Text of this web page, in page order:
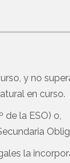
y no
en curso.
de la ESO) o,
la